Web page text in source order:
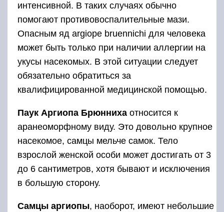
интенсивной. В таких случаях обычно
помогают противовоспалительные мази.
Опасным яд argiope bruennichi для человека
может быть только при наличии аллергии на
укусы насекомых. В этой ситуации следует
обязательно обратиться за
квалифицированной медицинской помощью.
Паук Аргиопа Брюнниха относится к
аранеоморфному виду. Это довольно крупное
насекомое, самцы мельче самок. Тело
взрослой женской особи может достигать от 3
до 6 сантиметров, хотя бывают и исключения
в большую сторону.
Самцы аргиопы, наоборот, имеют небольшие